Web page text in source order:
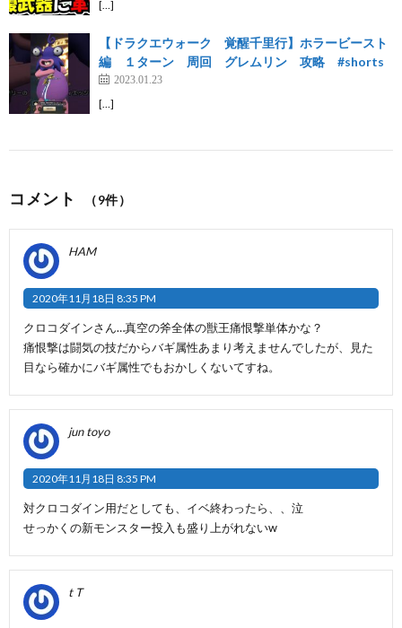
[…]
【ドラクエウォーク 覚醒千里行】ホラービースト
編 １ターン 周回 グレムリン 攻略 #shorts
2023.01.23
[…]
コメント （9件）
HAM
2020年11月18日 8:35 PM
クロコダインさん…真空の斧全体の獣王痛恨撃単体かな？
痛恨撃は闘気の技だからバギ属性あまり考えませんでしたが、見た
目なら確かにバギ属性でもおかしくないてすね。
jun toyo
2020年11月18日 8:35 PM
対クロコダイン用だとしても、イベ終わったら、、泣
せっかくの新モンスター投入も盛り上がれないw
t T